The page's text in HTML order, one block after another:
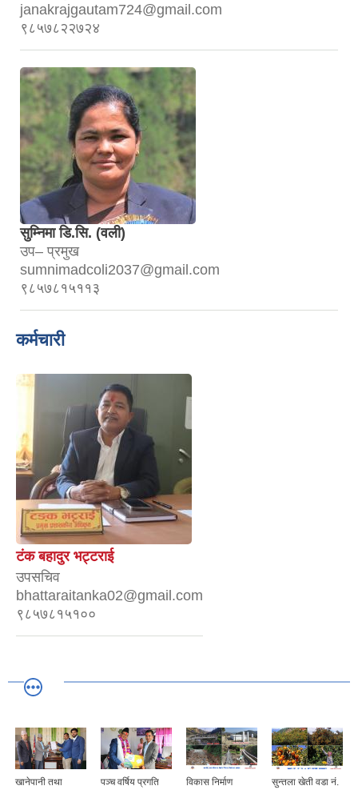
janakrajgautam724@gmail.com
९८५७८२२७२४
सुम्निमा डि.सि. (वली)
उप– प्रमुख
sumnimadcoli2037@gmail.com
९८५७८१५११३
कर्मचारी
टंक बहादुर भट्टराई
उपसचिव
bhattaraitanka02@gmail.com
९८५७८१५१००
खानेपानी तथा
पञ्च वर्षिय प्रगति
विकास निर्माण
सुन्तला खेती वडा नं.